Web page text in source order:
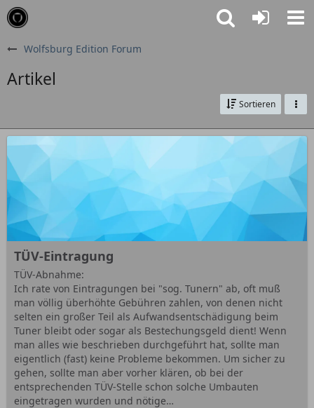
Wolfsburg Edition Forum
Artikel
Sortieren
TÜV-Eintragung
TÜV-Abnahme:
Ich rate von Eintragungen bei "sog. Tunern" ab, oft muß
man völlig überhöhte Gebühren zahlen, von denen nicht
selten ein großer Teil als Aufwandsentschädigung beim
Tuner bleibt oder sogar als Bestechungsgeld dient! Wenn
man alles wie beschrieben durchgeführt hat, sollte man
eigentlich (fast) keine Probleme bekommen. Um sicher zu
gehen, sollte man aber vorher klären, ob bei der
entsprechenden TÜV-Stelle schon solche Umbauten
eingetragen wurden und nötige…